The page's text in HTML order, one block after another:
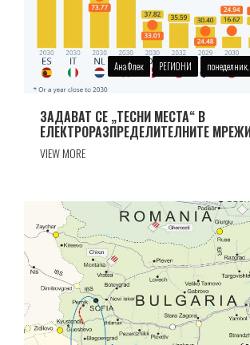
Ана Флек РЕГИОНИ
ЗАДАВАТ СЕ „ТЕСНИ МЕСТА“ В
ЕЛЕКТРОРАЗПРЕДЕЛИТЕЛНИТЕ
VIEW MORE